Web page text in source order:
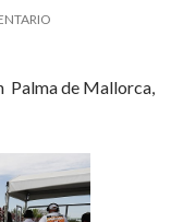
Palma de Mallorca,